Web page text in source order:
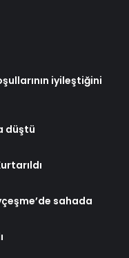
iyileştiğini
düştü
sahada